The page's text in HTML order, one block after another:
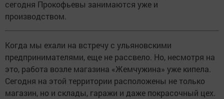
сегодня Прокофьевы занимаются уже и
производством.
Когда мы ехали на встречу с ульяновскими
предпринимателями, еще не рассвело. Но, несмотря на
это, работа возле магазина «Жемчужина» уже кипела.
Сегодня на этой территории расположены не только
магазин, но и склады, гаражи и даже покрасочный цех.